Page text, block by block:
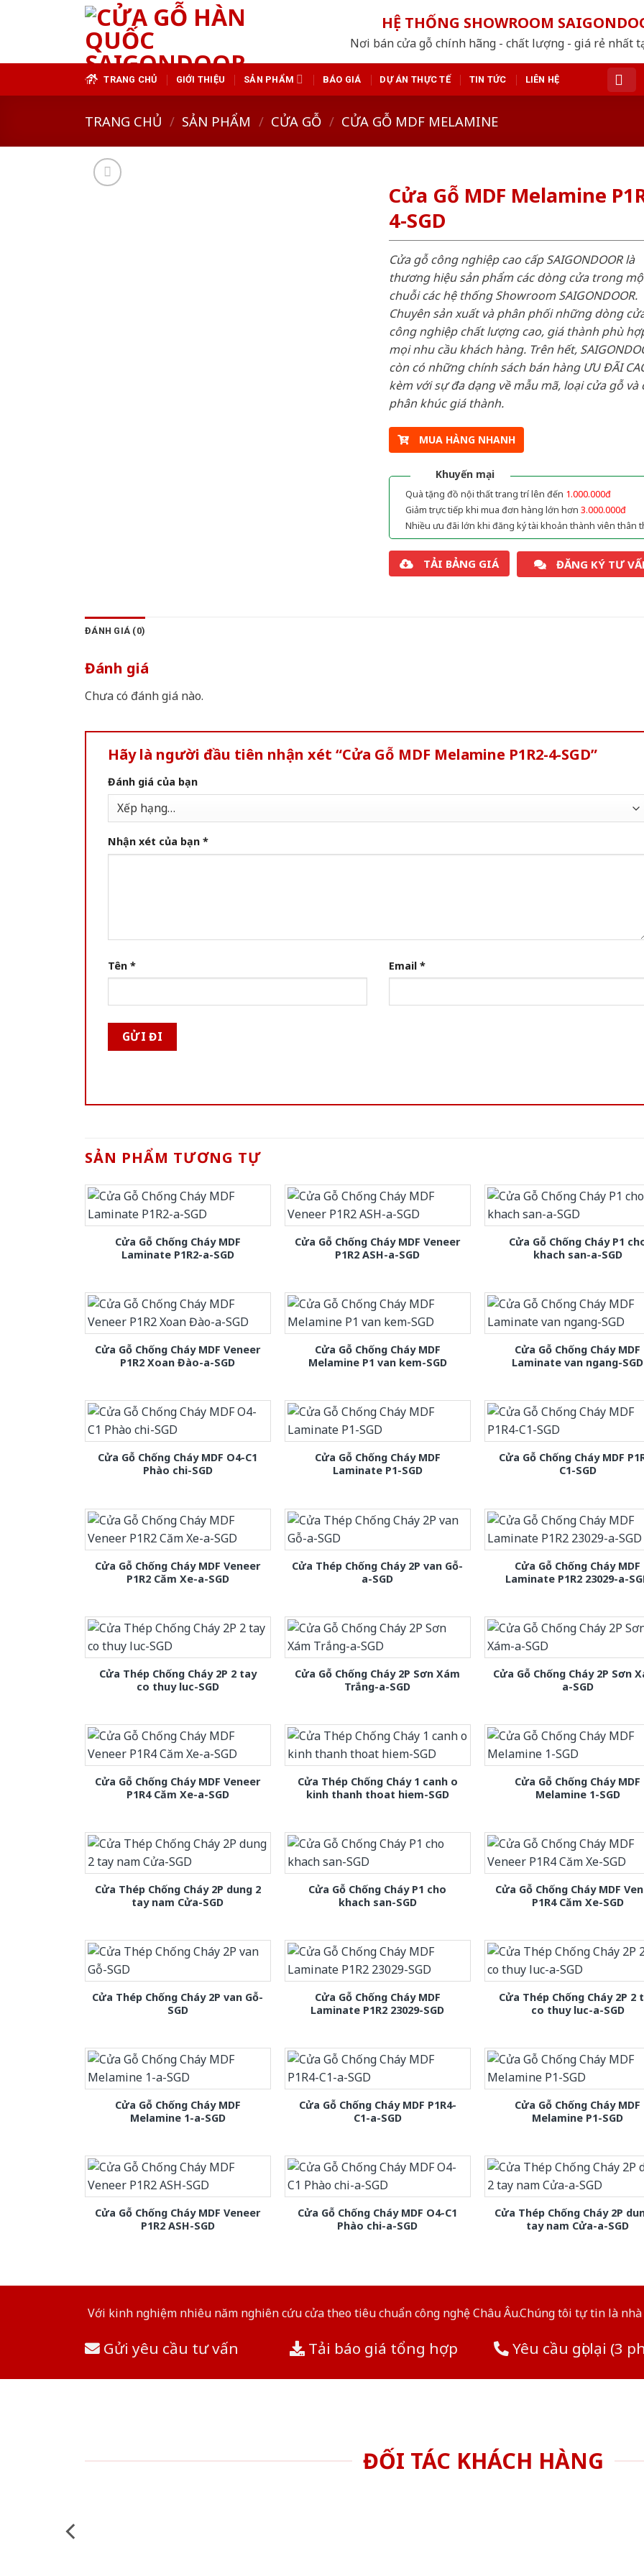
HỆ THỐNG SHOWROOM
Nơi bán cửa gỗ chính hãng - chất lượng - giá rẻ nhất
TRANG CHỦ GIỚI THIỆU SẢN PHẨM BÁO GIÁ DỰ ÁN THỰC TẾ TIN TỨC LIÊN HỆ
TRANG CHỦ / SẢN PHẨM / CỬA GỖ / CỬA GỖ MDF MELAMINE
Cửa Gỗ MDF Melamine
4-SGD
Cửa gỗ công nghiệp cao cấp SAIGONDOOR là
thương hiệu sản phẩm các dòng cửa trong
chuỗi các hệ thống Showroom SAIGONDOOR.
Chuyên sản xuất và phân phối những dòng
công nghiệp chất lượng cao, giá thành phù
mọi nhu cầu khách hàng. Trên hết,
còn có những chính sách bán hàng ƯU ĐÃI
kèm với sự đa dạng về mẫu mã, loại cửa gỗ và
phân khúc giá thành.
MUA HÀNG NHANH
Khuyến mại
Quà tặng đồ nội thất trang trí lên đến 1.000.000đ
Giảm trực tiếp khi mua đơn hàng lớn hơn 3.000.000đ
Nhiều ưu đãi lớn khi đăng ký tài khoản thành viên thân
TẢI BẢNG GIÁ ĐĂNG KÝ TƯ
ĐÁNH GIÁ (0)
Đánh giá
Chưa có đánh giá nào.
Hãy là người đầu tiên nhận xét “Cửa Gỗ MDF Melamine P1R2-4-SGD”
Đánh giá của bạn
Nhận xét của bạn *
Tên * Email *
SẢN PHẨM TƯƠNG TỰ
Cửa Gỗ Chống Cháy MDF
Laminate P1R2-a-SGD
Cửa Gỗ Chống Cháy MDF Veneer
P1R2 ASH-a-SGD
Cửa Gỗ Chống Cháy P1
khach san-a-SGD
Cửa Gỗ Chống Cháy MDF Veneer
P1R2 Xoan Đào-a-SGD
Cửa Gỗ Chống Cháy MDF
Melamine P1 van kem-SGD
Cửa Gỗ Chống Cháy MDF
Laminate van ngang-SGD
Cửa Gỗ Chống Cháy MDF O4-C1
Phào chi-SGD
Cửa Gỗ Chống Cháy MDF
Laminate P1-SGD
Cửa Gỗ Chống Cháy MDF
C1-SGD
Cửa Gỗ Chống Cháy MDF Veneer
P1R2 Căm Xe-a-SGD
Cửa Thép Chống Cháy 2P van Gỗ-
a-SGD
Cửa Gỗ Chống Cháy MDF
Laminate P1R2 23029-a-
Cửa Thép Chống Cháy 2P 2 tay
co thuy luc-SGD
Cửa Gỗ Chống Cháy 2P Sơn Xám
Trắng-a-SGD
Cửa Gỗ Chống Cháy 2P Sơn
a-SGD
Cửa Gỗ Chống Cháy MDF Veneer
P1R4 Căm Xe-a-SGD
Cửa Thép Chống Cháy 1 canh o
kinh thanh thoat hiem-SGD
Cửa Gỗ Chống Cháy MDF
Melamine 1-SGD
Cửa Thép Chống Cháy 2P dung 2
tay nam Cửa-SGD
Cửa Gỗ Chống Cháy P1 cho
khach san-SGD
Cửa Gỗ Chống Cháy MDF
P1R4 Căm Xe-SGD
Cửa Thép Chống Cháy 2P van Gỗ-
SGD
Cửa Gỗ Chống Cháy MDF
Laminate P1R2 23029-SGD
Cửa Thép Chống Cháy 2P 2
co thuy luc-a-SGD
Cửa Gỗ Chống Cháy MDF
Melamine 1-a-SGD
Cửa Gỗ Chống Cháy MDF P1R4-
C1-a-SGD
Cửa Gỗ Chống Cháy MDF
Melamine P1-SGD
Cửa Gỗ Chống Cháy MDF Veneer
P1R2 ASH-SGD
Cửa Gỗ Chống Cháy MDF O4-C1
Phào chi-a-SGD
Cửa Thép Chống Cháy 2P
tay nam Cửa-a-SGD
Với kinh nghiệm nhiêu năm nghiên cứu cửa theo tiêu chuẩn công nghệ Châu Âu.Chúng tôi tự tin là
Gửi yêu cầu tư vấn Tải báo giá tổng hợp Yêu cầu gọi lại (3
ĐỐI TÁC KHÁCH HÀNG